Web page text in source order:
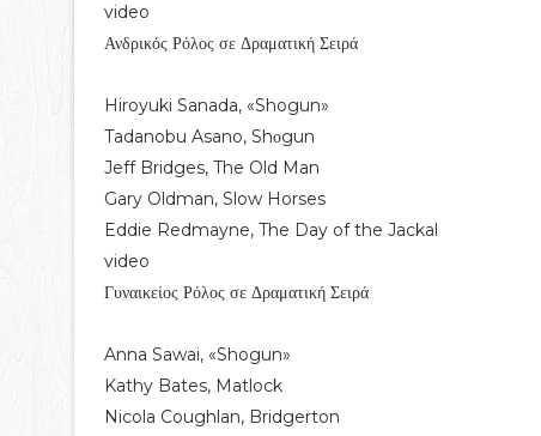
video
Ανδρικός Ρόλος σε Δραματική Σειρά
Hiroyuki Sanada, «Shogun»
Tadanobu Asano, Shοgun
Jeff Bridges, The Old Man
Gary Oldman, Slow Horses
Eddie Redmayne, The Day of the Jackal
video
Γυναικείος Ρόλος σε Δραματική Σειρά
Anna Sawai, «Shogun»
Kathy Bates, Matlock
Nicola Coughlan, Bridgerton